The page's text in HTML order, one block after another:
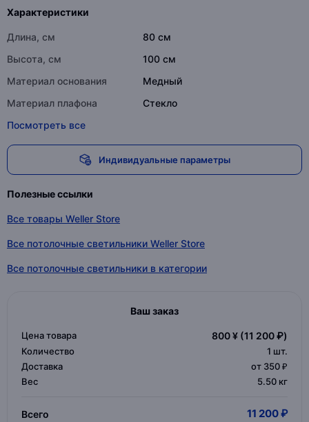
Характеристики
Длина, см
80 см
Высота, см
100 см
Материал основания
Медный
Материал плафона
Стекло
Посмотреть все
Индивидуальные параметры
Полезные ссылки
Все товары Weller Store
Все потолочные светильники Weller Store
Все потолочные светильники в категории
Ваш заказ
Цена товара 800 ¥ (11 200 ₽)
Количество 1 шт.
Доставка
от 350 ₽
Вес
5.50 кг
Всего 11 200 ₽